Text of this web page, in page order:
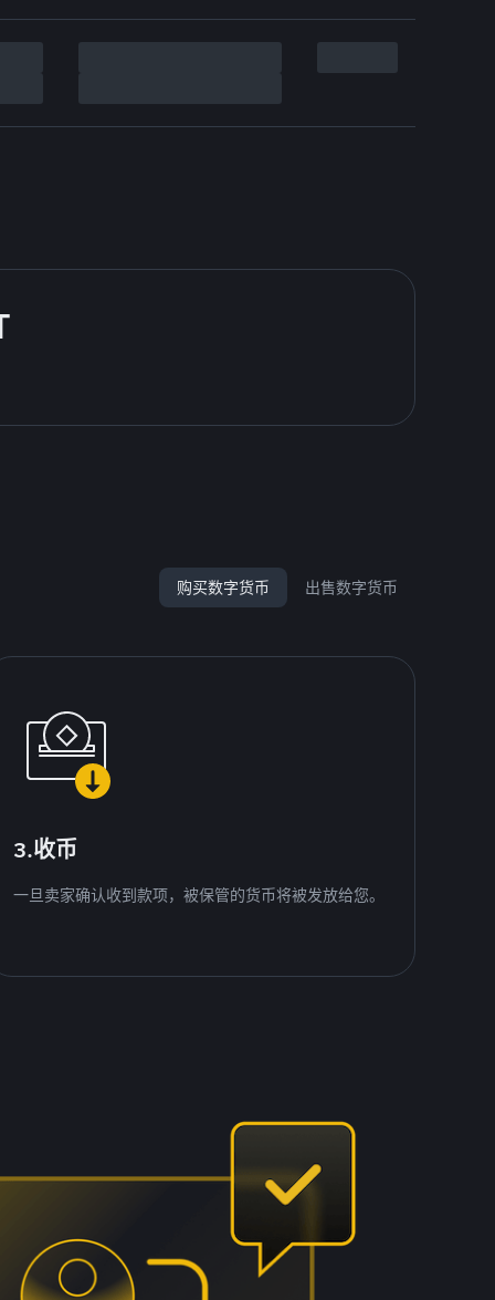
购买数字货币 出售数字货币
3.收币
一旦卖家确认收到款项，被保管的货币将被发放给您。